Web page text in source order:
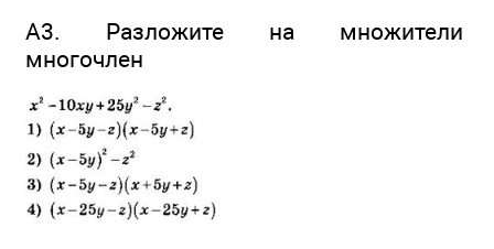
А3. Разложите на множители
многочлен